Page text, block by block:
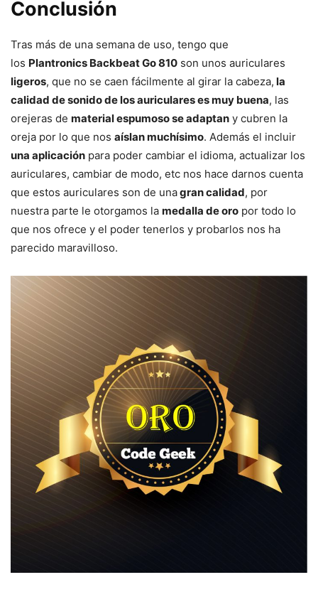
Conclusión
Tras más de una semana de uso, tengo que
los Plantronics Backbeat Go 810 son unos auriculares
ligeros, que no se caen fácilmente al girar la cabeza, la
calidad de sonido de los auriculares es muy buena, las
orejeras de material espumoso se adaptan y cubren la
oreja por lo que nos aíslan muchísimo. Además el incluir
una aplicación para poder cambiar el idioma, actualizar los
auriculares, cambiar de modo, etc nos hace darnos cuenta
que estos auriculares son de unagran calidad, por
nuestra parte le otorgamos la medalla de oro por todo lo
que nos ofrece y el poder tenerlos y probarlos nos ha
parecido maravilloso.